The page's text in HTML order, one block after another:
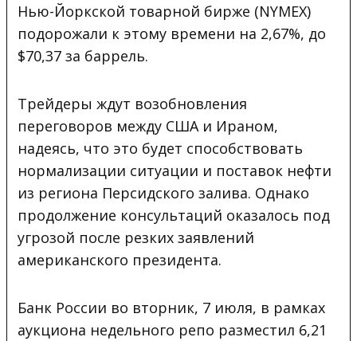
Нью-Йоркской товарной бирже (NYMEX)
подорожали к этому времени на 2,67%, до
$70,37 за баррель.
Трейдеры ждут возобновления
переговоров между США и Ираном,
надеясь, что это будет способствовать
нормализации ситуации и поставок нефти
из региона Персидского залива. Однако
продолжение консультаций оказалось под
угрозой после резких заявлений
американского президента.
Банк России во вторник, 7 июля, в рамках
аукциона недельного репо разместил 6,21